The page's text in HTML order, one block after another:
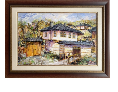
Условия
за
ползване
Безопасно
пазаруване
Видеа